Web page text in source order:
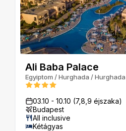
Ali Baba Palace
Egyiptom /Hurghada /Hurghada
03.10 - 10.10 (7,8,9 éjszaka)
Budapest
All inclusive
Kétágyas